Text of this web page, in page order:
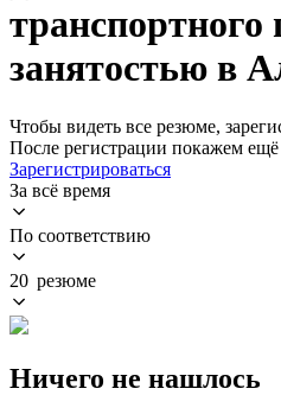
транспортного
занятостью в
Чтобы видеть все резюме,
После регистрации покажем
Зарегистрироваться
За всё время
По соответствию
20 резюме
Ничего не нашлось